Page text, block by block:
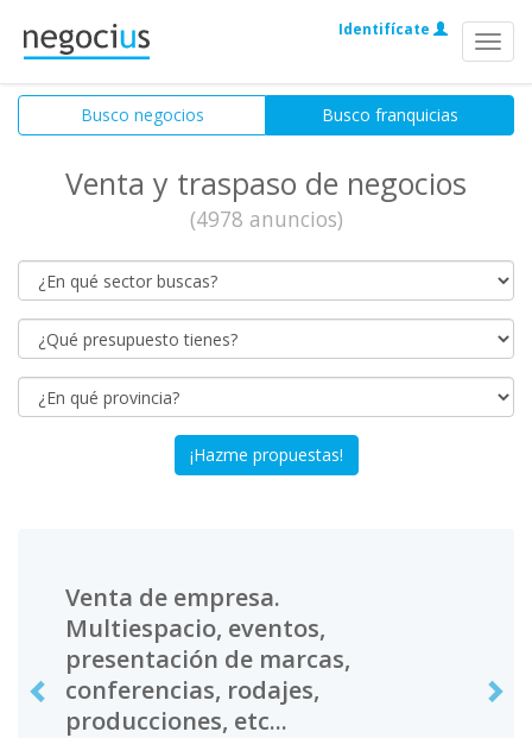
Menú
Identifícate
Busco negocios Busco franquicias
Venta y traspaso de negocios
(4978 anuncios)
Venta de empresa.
Multiespacio, eventos,
presentación de marcas,
conferencias, rodajes,
producciones, etc...